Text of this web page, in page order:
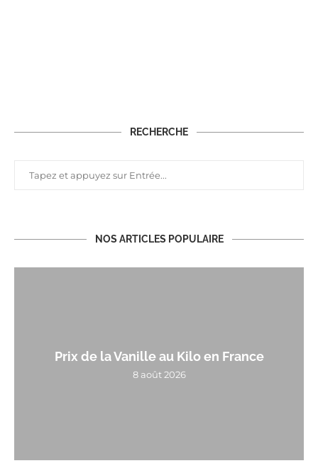
RECHERCHE
NOS ARTICLES POPULAIRE
Prix de la Vanille au Kilo en France
8 août 2026